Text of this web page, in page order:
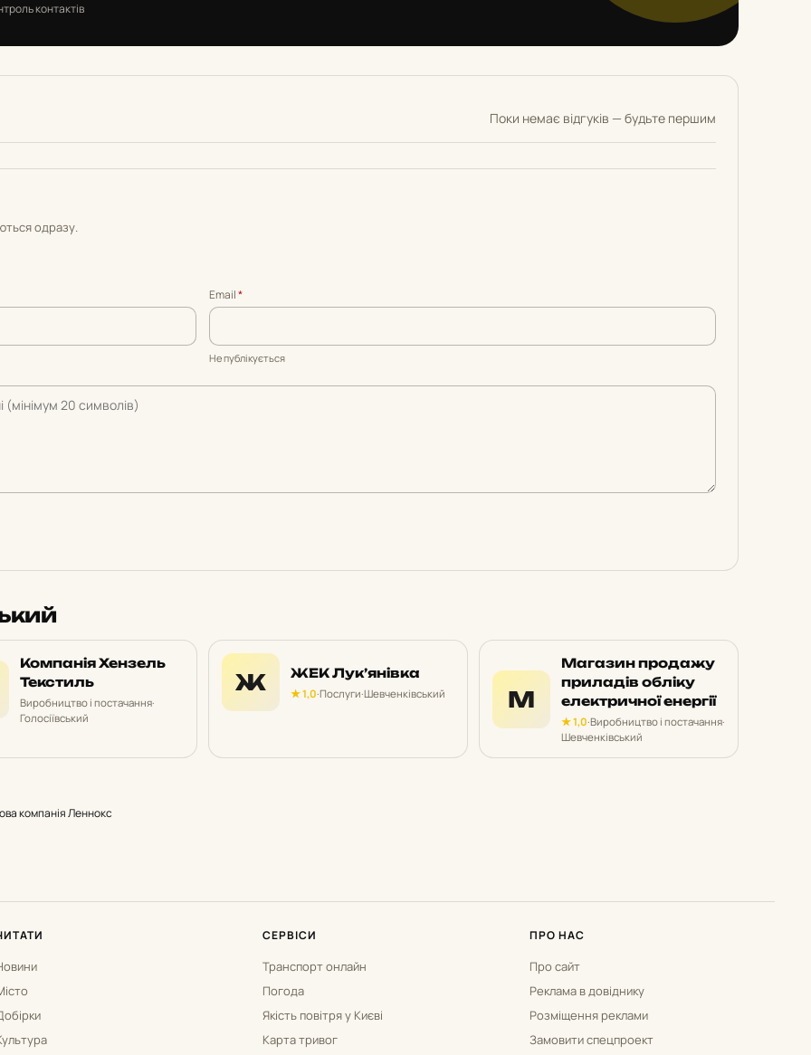
контактів
Поки немає відгуків — будьте першим
одразу.
Email*
Не публікується
Компанія Хензель
Текстиль
Виробництво і постачання·
Голосіївський
Ж ЖЕК Лук’янівка
★ 1,0·Послуги·Шевченківський М
Магазин продажу
приладів обліку
електричної енергії
★ 1,0·Виробництво і постачання·
Шевченківський
компанія Леннокс
СЕРВІСИ
Транспорт онлайн
Погода
Якість повітря у Києві
Карта тривог
ПРО НАС
Про сайт
Реклама в довіднику
Розміщення реклами
Замовити спецпроект